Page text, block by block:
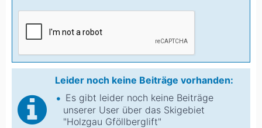
Leider noch keine Beiträge vorhanden:
Es gibt leider noch keine Beiträge
unserer User über das Skigebiet
"Holzgau Gföllberglift"